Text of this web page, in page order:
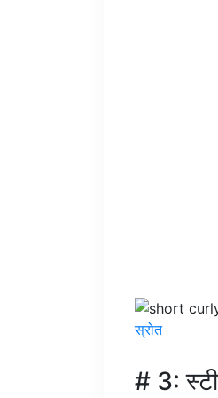
स्रोत
# 3: